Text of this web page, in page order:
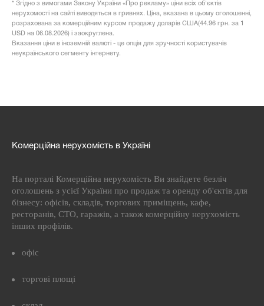
* Згідно з вимогами Закону України «Про рекламу» ціни всіх об'єктів
нерухомості на сайті виводяться в гривнях. Ціна, вказана в цьому оголошенні,
розрахована за комерційним курсом продажу доларів США(44.96 грн. за 1
USD на 06.08.2026) і заокруглена.
Вказання ціни в іноземній валюті - це опція для зручності користувачів
неукраїнського сегменту інтернету.
Комерційна нерухомість в Україні
На порталі Комерційна нерухомість Ви знайдете безліч
оголошень з усієї України про продаж та оренду об'єктів для
бізнесу: офісів, складів, торгових приміщень, кафе,
ресторанів, СТО, гаражів, а також комерційну нерухомість
інших профілів.
офіс
торгові площі